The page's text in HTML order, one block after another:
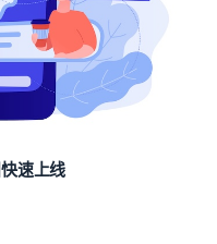
速上线